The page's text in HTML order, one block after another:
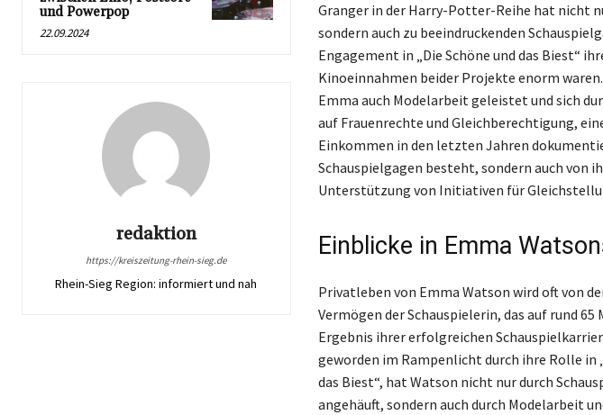
und Powerpop
22.09.2024
redaktion
https://kreiszeitung-rhein-sieg.de
Rhein-Sieg Region: informiert und nah
Granger in der Harry-Potter-Reihe hat nicht
sondern auch zu beeindruckenden
Engagement in „Die Schöne und das Biest“
Kinoeinnahmen beider Projekte enorm
Emma auch Modelarbeit geleistet und sich
auf Frauenrechte und Gleichberechtigung,
Einkommen in den letzten Jahren
Schauspielgagen besteht, sondern auch von
Unterstützung von Initiativen für
Einblicke in Emma
Privatleben von Emma Watson wird oft von
Vermögen der Schauspielerin, das auf rund
Ergebnis ihrer erfolgreichen
geworden im Rampenlicht durch ihre Rolle in
das Biest“, hat Watson nicht nur durch
angehäuft, sondern auch durch Modelarbeit